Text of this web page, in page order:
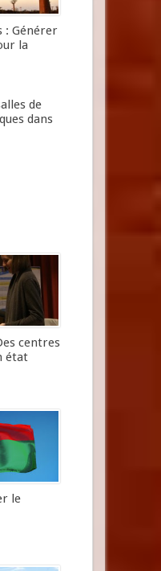
: Générer
la
de
dans
centres
état
le